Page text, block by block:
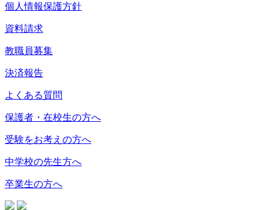
個人情報保護方針
資料請求
教職員募集
決済報告
よくある質問
保護者・在校生の方へ
受験をお考えの方へ
中学校の先生方へ
卒業生の方へ